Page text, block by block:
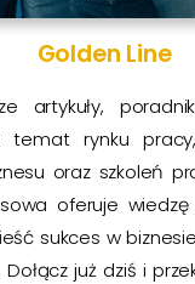
Golden Line
artykuły,
temat rynku
oraz szkoleń
oferuje wiedzę
sukces w
już dziś i